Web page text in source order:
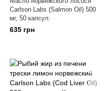
Carlson Labs (Salmon Oil) 500
мг, 50 капсул.
635 грн